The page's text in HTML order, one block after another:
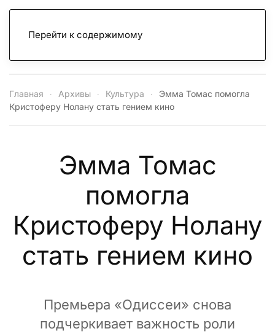
Перейти к содержимому
Главная Архивы Культура
Эмма Томас помогла
Кристоферу Нолану стать гением кино
Эмма Томас
помогла
Кристоферу Нолану
стать гением кино
Премьера «Одиссеи» снова
подчеркивает важность роли